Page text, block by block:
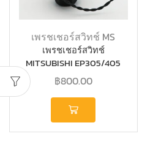
เพรชเชอร์สวิทช์ MS
เพรชเชอร์สวิทช์
MITSUBISHI EP305/405
แรงดันคงที่ H02111J01
฿800.00